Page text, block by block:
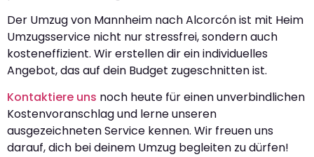
Der Umzug von Mannheim nach Alcorcón ist mit Heim
Umzugsservice nicht nur stressfrei, sondern auch
kosteneffizient. Wir erstellen dir ein individuelles
Angebot, das auf dein Budget zugeschnitten ist.
Kontaktiere uns noch heute für einen unverbindlichen
Kostenvoranschlag und lerne unseren
ausgezeichneten Service kennen. Wir freuen uns
darauf, dich bei deinem Umzug begleiten zu dürfen!